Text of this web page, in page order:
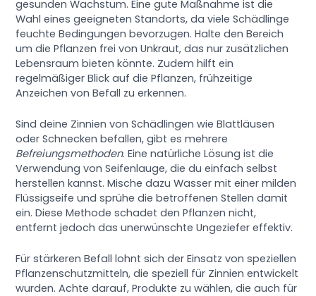
gesunden Wachstum. Eine gute Maßnahme ist die
Wahl eines geeigneten Standorts, da viele Schädlinge
feuchte Bedingungen bevorzugen. Halte den Bereich
um die Pflanzen frei von Unkraut, das nur zusätzlichen
Lebensraum bieten könnte. Zudem hilft ein
regelmäßiger Blick auf die Pflanzen, frühzeitige
Anzeichen von Befall zu erkennen.
Sind deine Zinnien von Schädlingen wie Blattläusen
oder Schnecken befallen, gibt es mehrere
Befreiungsmethoden. Eine natürliche Lösung ist die
Verwendung von Seifenlauge, die du einfach selbst
herstellen kannst. Mische dazu Wasser mit einer milden
Flüssigseife und sprühe die betroffenen Stellen damit
ein. Diese Methode schadet den Pflanzen nicht,
entfernt jedoch das unerwünschte Ungeziefer effektiv.
Für stärkeren Befall lohnt sich der Einsatz von speziellen
Pflanzenschutzmitteln, die speziell für Zinnien entwickelt
wurden. Achte darauf, Produkte zu wählen, die auch für